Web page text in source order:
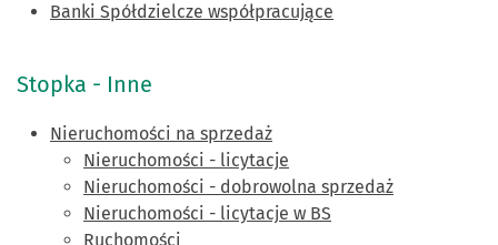
Banki Spółdzielcze współpracujące
Stopka - Inne
Nieruchomości na sprzedaż
Nieruchomości - licytacje
Nieruchomości - dobrowolna sprzedaż
Nieruchomości - licytacje w BS
Ruchomości